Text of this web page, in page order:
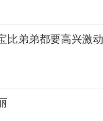
比弟弟都要高兴激